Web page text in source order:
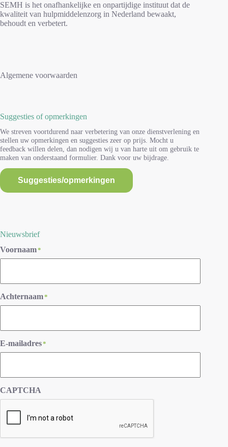
SEMH is het onafhankelijke en onpartijdige instituut dat de
kwaliteit van hulpmiddelenzorg in Nederland bewaakt,
behoudt en verbetert.
Algemene voorwaarden
Suggesties of opmerkingen
We streven voortdurend naar verbetering van onze dienstverlening en
stellen uw opmerkingen en suggesties zeer op prijs. Mocht u
feedback willen delen, dan nodigen wij u van harte uit om gebruik te
maken van onderstaand formulier. Dank voor uw bijdrage.
Suggesties/opmerkingen
Nieuwsbrief
Voornaam*
Achternaam*
E-mailadres*
CAPTCHA